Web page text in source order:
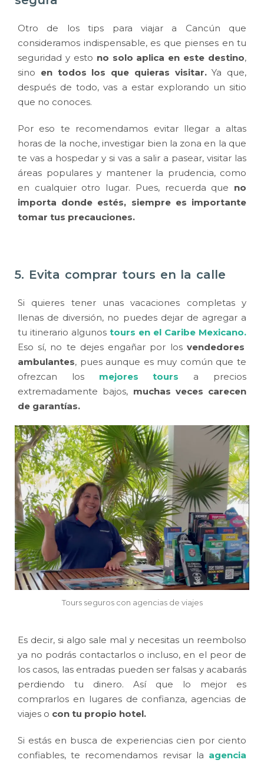
Otro de los tips para viajar a Cancún que
consideramos indispensable, es que pienses en tu
seguridad y esto no solo aplica en este destino,
sino en todos los que quieras visitar.Ya que,
después de todo, vas a estar explorando un sitio
que no conoces.
Por eso te recomendamos evitar llegar a altas
horas de la noche, investigar bien la zona en la que
te vas a hospedar y si vas a salir a pasear, visitar las
áreas populares y mantener la prudencia, como
en cualquier otro lugar. Pues, recuerda que no
importa donde estés, siempre es importante
tomar tus precauciones.
5. Evita comprar tours en la calle
Si quieres tener unas vacaciones completas y
llenas de diversión, no puedes dejar de agregar a
tu itinerario algunos tours en el Caribe Mexicano.
Eso sí, no te dejes engañar por los vendedores
ambulantes, pues aunque es muy común que te
ofrezcan los mejores tours a precios
extremadamente bajos, muchas veces carecen
de garantías.
Tours seguros con agencias de viajes
Es decir, si algo sale mal y necesitas un reembolso
ya no podrás contactarlos o incluso, en el peor de
los casos, las entradas pueden ser falsas y acabarás
perdiendo tu dinero. Así que lo mejor es
comprarlos en lugares de confianza, agencias de
viajes o con tu propio hotel.
Si estás en busca de experiencias cien por ciento
confiables, te recomendamos revisar la agencia